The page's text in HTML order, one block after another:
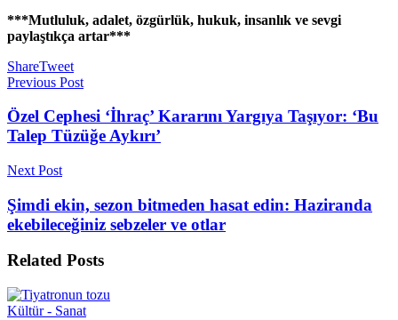
***Mutluluk, adalet, özgürlük, hukuk, insanlık ve sevgi
paylaştıkça artar***
ShareTweet
Previous Post
Özel Cephesi ‘İhraç’ Kararını Yargıya Taşıyor: ‘Bu
Talep Tüzüğe Aykırı’
Next Post
Şimdi ekin, sezon bitmeden hasat edin: Haziranda
ekebileceğiniz sebzeler ve otlar
Related Posts
Kültür - Sanat